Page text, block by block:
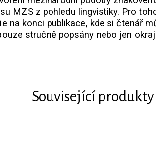
MZS z pohledu lingvistiky. Pro
na konci publikace, kde si čtenář
stručně popsány nebo jen
Související produkty